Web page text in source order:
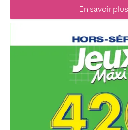
En savoir plus